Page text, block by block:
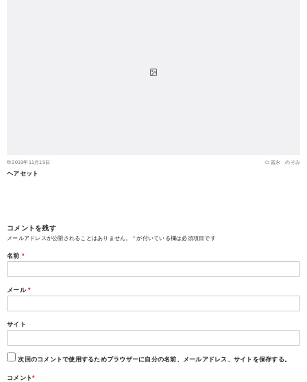
2019年11月19日 冨永 のぞみ
ヘアセット
コメントを残す
メールアドレスが公開されることはありません。 * が付いている欄は必須項目です
名前 *
メール *
サイト
次回のコメントで使用するためブラウザーに自分の名前、メールアドレス、サイトを保存する。
コメント*